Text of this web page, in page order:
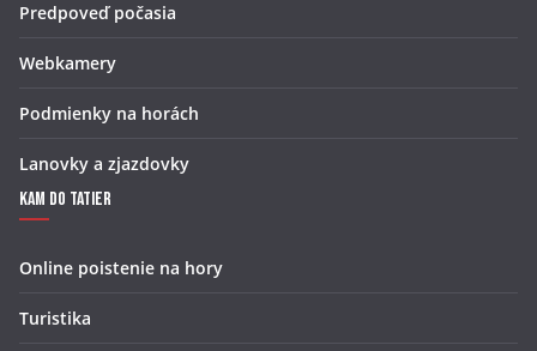
Predpoveď počasia
Webkamery
Podmienky na horách
Lanovky a zjazdovky
Kam do Tatier
Online poistenie na hory
Turistika